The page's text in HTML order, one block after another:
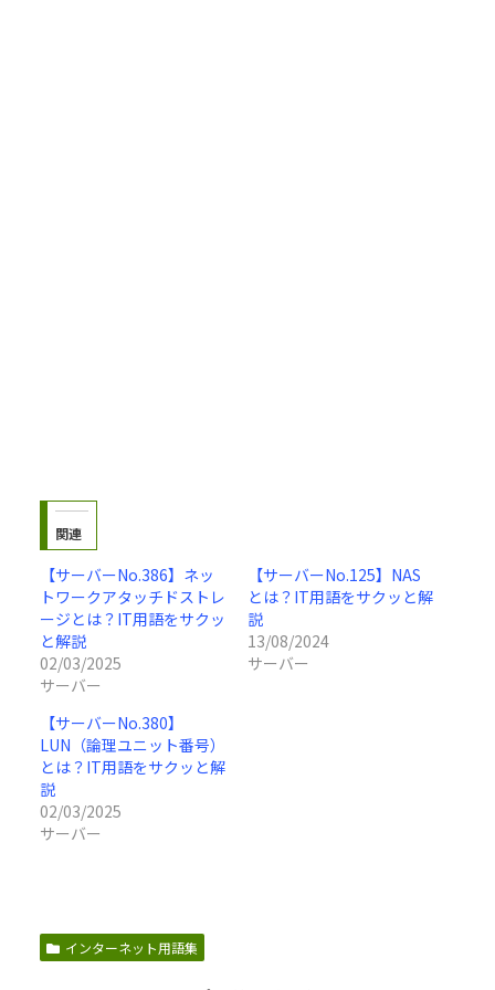
関連
【サーバーNo.386】ネッ
トワークアタッチドストレ
ージとは？IT用語をサクッ
と解説
02/03/2025
サーバー
【サーバーNo.125】NAS
とは？IT用語をサクッと解
説
13/08/2024
サーバー
【サーバーNo.380】
LUN（論理ユニット番号）
とは？IT用語をサクッと解
説
02/03/2025
サーバー
インターネット用語集